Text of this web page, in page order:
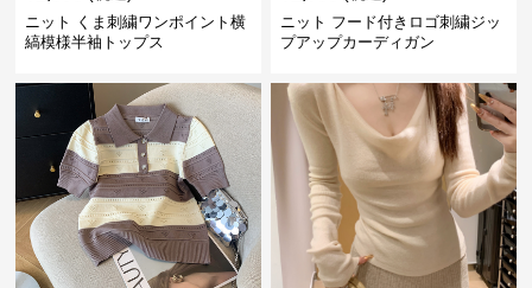
ニット くま刺繍ワンポイント横
縞模様半袖トップス
ニット フード付きロゴ刺繍ジッ
プアップカーディガン